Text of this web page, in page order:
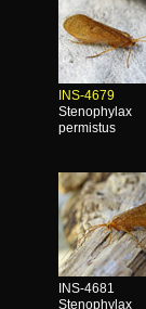
INS-4679
Stenophylax
permistus
INS-4681
Stenophylax